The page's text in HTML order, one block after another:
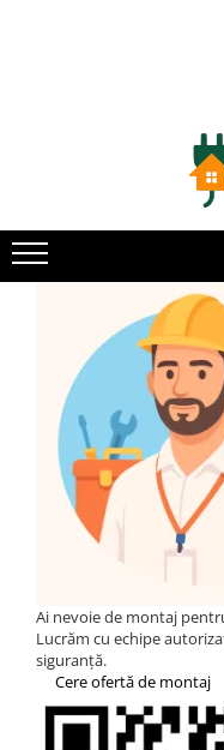
Longi Solar
Optimizatoare panouri
Invertoare
Microinvertoare
Fronius
Accesorii Fronius
Invertoare Hibride
Invertoare On-Grid Fronius
Statii de reincarcare
HUAWEI
SMA
Solis
Solplanet
Ai nevoie de montaj
Lucrăm cu echipe
siguranță.
Cere ofertă de montaj